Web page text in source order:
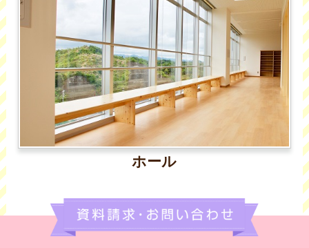
ホール